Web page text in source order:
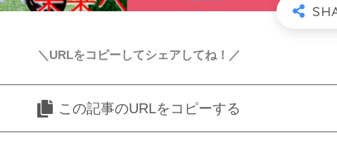
＼URLをコピーしてシェアしてね！／
この記事のURLをコピーする